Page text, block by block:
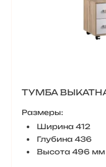
ТУМБА
Размеры:
Ширина 412
Глубина 436
Высота 496 мм